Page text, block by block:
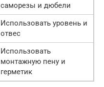
саморезы и дюбели
Использовать уровень и
отвес
Использовать
монтажную пену и
герметик